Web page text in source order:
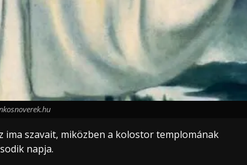
szavait, miközben a kolostor templomának
napja.